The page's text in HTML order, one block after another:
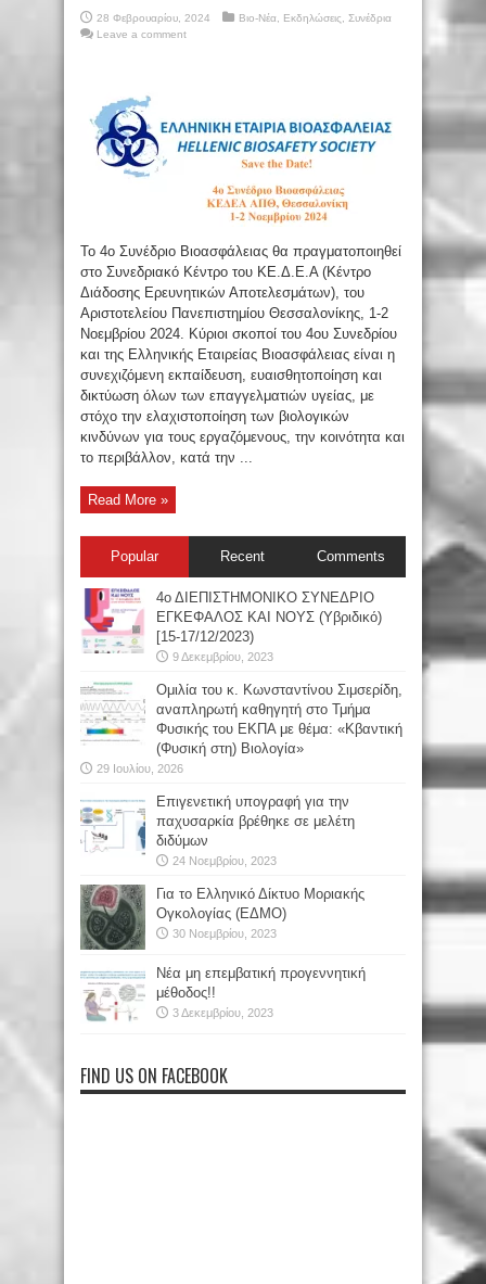
28 Φεβρουαρίου, 2024 Βιο-Νέα Εκδηλώσεις
Συνέδρια
Leave a comment
Το 4ο Συνέδριο Βιοασφάλειας θα πραγματοποιηθεί
στο Συνεδριακό Κέντρο του ΚΕ.Δ.Ε.Α (Κέντρο
Διάδοσης Ερευνητικών Αποτελεσμάτων), του
Αριστοτελείου Πανεπιστημίου Θεσσαλονίκης, 1-2
Νοεμβρίου 2024. Κύριοι σκοποί του 4ου Συνεδρίου
και της Ελληνικής Εταιρείας Βιοασφάλειας είναι η
συνεχιζόμενη εκπαίδευση, ευαισθητοποίηση και
δικτύωση όλων των επαγγελματιών υγείας, με
στόχο την ελαχιστοποίηση των βιολογικών
κινδύνων για τους εργαζόμενους, την κοινότητα και
το περιβάλλον, κατά την ...
Read More »
Popular Recent Comments
4ο ΔΙΕΠΙΣΤΗΜΟΝΙΚΟ ΣΥΝΕΔΡΙΟ
ΕΓΚΕΦΑΛΟΣ ΚΑΙ ΝΟΥΣ (Υβριδικό)
[15-17/12/2023)
9 Δεκεμβρίου, 2023
Oμιλία του κ. Κωνσταντίνου Σιμσερίδη,
αναπληρωτή καθηγητή στο Τμήμα
Φυσικής του ΕΚΠΑ με θέμα: «Κβαντική
(Φυσική στη) Βιολογία»
29 Ιουλίου, 2026
Επιγενετική υπογραφή για την
παχυσαρκία βρέθηκε σε μελέτη
διδύμων
24 Νοεμβρίου, 2023
Για το Ελληνικό Δίκτυο Μοριακής
Ογκολογίας (ΕΔΜΟ)
30 Νοεμβρίου, 2023
Νέα μη επεμβατική προγεννητική
μέθοδος!!
3 Δεκεμβρίου, 2023
FIND US ON FACEBOOK